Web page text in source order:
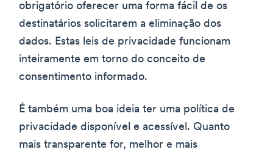
obrigatório oferecer uma forma fácil de os
destinatários solicitarem a eliminação dos
dados. Estas leis de privacidade funcionam
inteiramente em torno do conceito de
consentimento informado.
É também uma boa ideia ter uma política de
privacidade disponível e acessível. Quanto
mais transparente for, melhor e mais